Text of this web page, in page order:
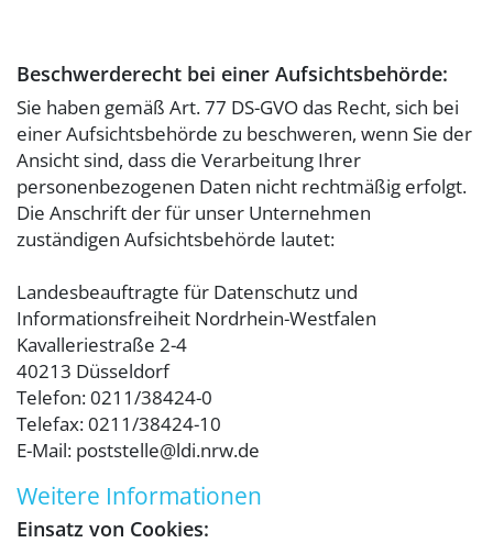
Beschwerderecht bei einer Aufsichtsbehörde:
Sie haben gemäß Art. 77 DS-GVO das Recht, sich bei
einer Aufsichtsbehörde zu beschweren, wenn Sie der
Ansicht sind, dass die Verarbeitung Ihrer
personenbezogenen Daten nicht rechtmäßig erfolgt.
Die Anschrift der für unser Unternehmen
zuständigen Aufsichtsbehörde lautet:
Landesbeauftragte für Datenschutz und
Informationsfreiheit Nordrhein-Westfalen
Kavalleriestraße 2-4
40213 Düsseldorf
Telefon: 0211/38424-0
Telefax: 0211/38424-10
E-Mail: poststelle@ldi.nrw.de
Weitere Informationen
Einsatz von Cookies: